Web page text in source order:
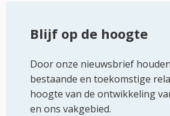
Blijf op de hoogte
Door onze nieuwsbrief
bestaande en toekomstige
hoogte van de ontwikkeling
en ons vakgebied.